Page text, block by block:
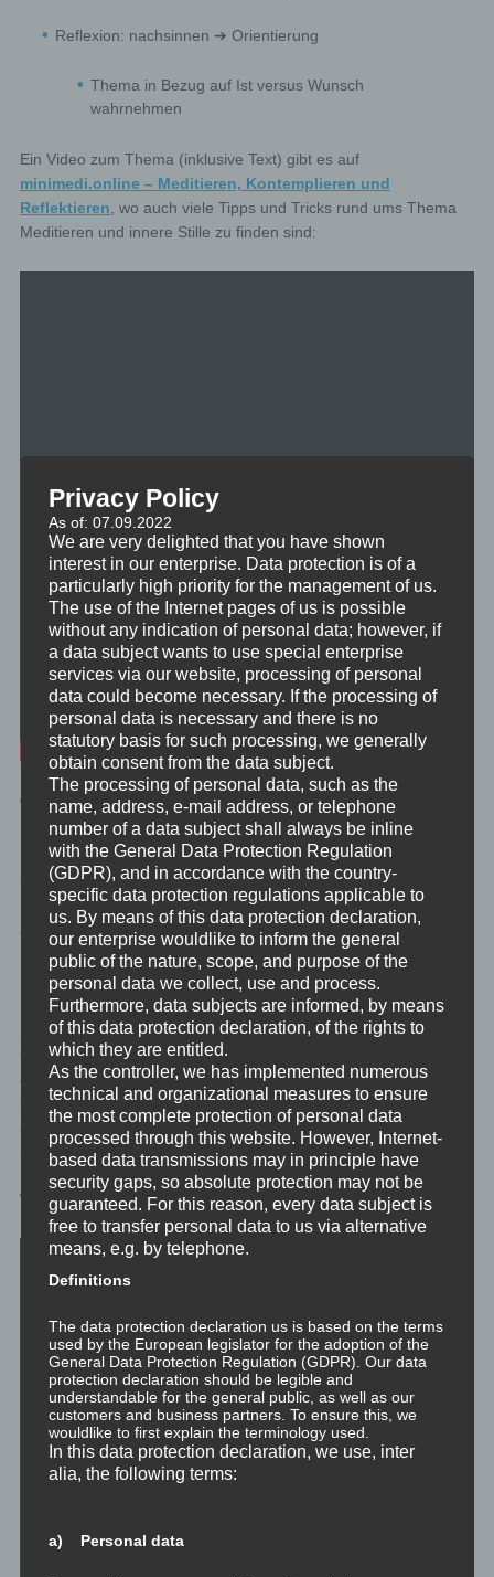
Reflexion: nachsinnen ➔ Orientierung
Thema in Bezug auf Ist versus Wunsch
wahrnehmen
Ein Video zum Thema (inklusive Text) gibt es auf
minimedi.online – Meditieren, Kontemplieren und
Reflektieren , wo auch viele Tipps und Tricks rund ums Thema
Meditieren und innere Stille zu finden sind:
Werte und deren Entwicklung
Das, was wir glauben, das, was uns etwas wert ist und das, was
uns antreibt, hängt jeweils recht eng miteinander zusammen.
Das ist für die meisten wenig überraschend. Und dennoch ist es
eine gute Übung, sich zunächst mal bewusst zu machen, welche
Mechanismen hier ineinander greifen und wie sich diese
Mechanismen weiterentwickeln.
Sich das Wissen zur Theorie durch Zuhören anzueignen, das
Gehörte dann in Bezug auf sich selbst zu reflektieren, um das
dann in der Selbstreflexion Erfahrene ins eigene Leben zu
integrieren, das ist für jegliche Entwicklung definitiv sehr
unterstützend. Und sollte als solches regelmäßig Teil deiner
Sadhana sein.
Was uns wichtig ist und was uns antreibt
Privacy Policy
As of: 07.09.2022
We are very delighted that you have shown
interest in our enterprise. Data protection is of a
particularly high priority for the management of us.
The use of the Internet pages of us is possible
without any indication of personal data; however, if
a data subject wants to use special enterprise
services via our website, processing of personal
data could become necessary. If the processing of
personal data is necessary and there is no
statutory basis for such processing, we generally
obtain consent from the data subject.
The processing of personal data, such as the
name, address, e-mail address, or telephone
number of a data subject shall always be inline
with the General Data Protection Regulation
(GDPR), and in accordance with the country-
specific data protection regulations applicable to
us. By means of this data protection declaration,
our enterprise wouldlike to inform the general
public of the nature, scope, and purpose of the
personal data we collect, use and process.
Furthermore, data subjects are informed, by means
of this data protection declaration, of the rights to
which they are entitled.
As the controller, we has implemented numerous
technical and organizational measures to ensure
the most complete protection of personal data
processed through this website. However, Internet-
based data transmissions may in principle have
security gaps, so absolute protection may not be
guaranteed. For this reason, every data subject is
free to transfer personal data to us via alternative
means, e.g. by telephone.
Definitions
The data protection declaration us is based on the terms
used by the European legislator for the adoption of the
General Data Protection Regulation (GDPR). Our data
protection declaration should be legible and
understandable for the general public, as well as our
customers and business partners. To ensure this, we
wouldlike to first explain the terminology used.
In this data protection declaration, we use, inter
alia, the following terms:
a) Personal data